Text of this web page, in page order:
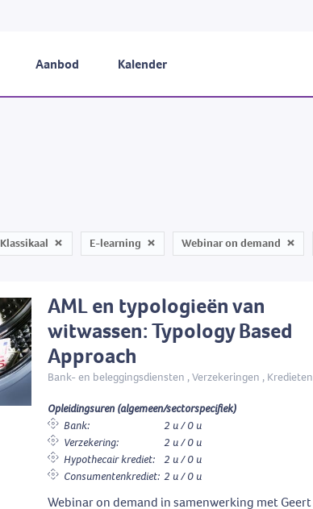
Aanbod Kalender
Klassikaal E-learning Webinar on demand
AML en typologieën van
witwassen: Typology Based
Approach
Bank- en beleggingsdiensten , Verzekeringen , Kredieten
Opleidingsuren (algemeen/sectorspecifiek)
Bank:
2 u / 0 u
Verzekering:
2 u / 0 u
Hypothecair krediet: 2 u / 0 u
Consumentenkrediet: 2 u / 0 u
Webinar on demand in samenwerking met Geert